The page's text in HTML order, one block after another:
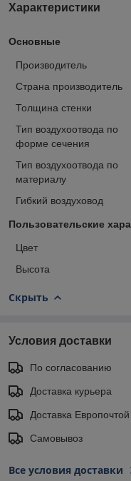
Характеристики
Основные
Производитель
Страна производитель
Толщина стенки
Тип воздухоотвода по
форме сечения
Тип воздухоотвода по
материалу
Гибкий воздуховод
Пользовательские
Цвет
Высота
Скрыть
Условия доставки
По согласованию
Доставка курьера
Доставка
Самовывоз
Все условия доставки